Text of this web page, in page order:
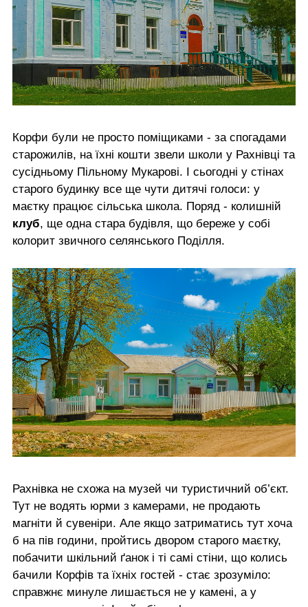
Корфи були не просто поміщиками - за спогадами
старожилів, на їхні кошти звели школи у Рахнівці та
сусідньому Пільному Мукарові. І сьогодні у стінах
старого будинку все ще чути дитячі голоси: у
маєтку працює сільська школа. Поряд - колишній
клуб, ще одна стара будівля, що береже у собі
колорит звичного селянського Поділля.
Рахнівка не схожа на музей чи туристичний об’єкт.
Тут не водять юрми з камерами, не продають
магніти й сувеніри. Але якщо затриматись тут хоча
б на пів години, пройтись двором старого маєтку,
побачити шкільний ґанок і ті самі стіни, що колись
бачили Корфів та їхніх гостей - стає зрозуміло:
справжнє минуле лишається не у камені, а у